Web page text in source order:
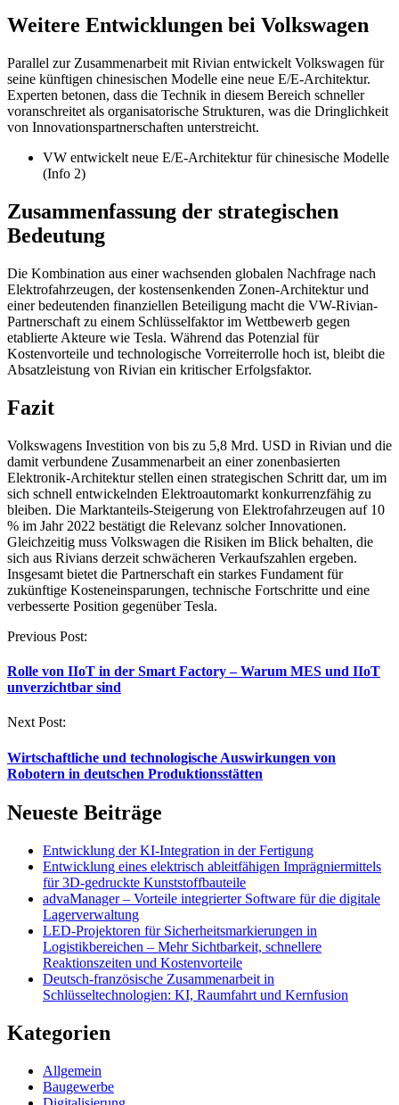
Weitere Entwicklungen bei Volkswagen
Parallel zur Zusammenarbeit mit Rivian entwickelt Volkswagen für
seine künftigen chinesischen Modelle eine neue E/E-Architektur.
Experten betonen, dass die Technik in diesem Bereich schneller
voranschreitet als organisatorische Strukturen, was die Dringlichkeit
von Innovationspartnerschaften unterstreicht.
VW entwickelt neue E/E-Architektur für chinesische Modelle
(Info 2)
Zusammenfassung der strategischen
Bedeutung
Die Kombination aus einer wachsenden globalen Nachfrage nach
Elektrofahrzeugen, der kostensenkenden Zonen-Architektur und
einer bedeutenden finanziellen Beteiligung macht die VW-Rivian-
Partnerschaft zu einem Schlüsselfaktor im Wettbewerb gegen
etablierte Akteure wie Tesla. Während das Potenzial für
Kostenvorteile und technologische Vorreiterrolle hoch ist, bleibt die
Absatzleistung von Rivian ein kritischer Erfolgsfaktor.
Fazit
Volkswagens Investition von bis zu 5,8 Mrd. USD in Rivian und die
damit verbundene Zusammenarbeit an einer zonenbasierten
Elektronik-Architektur stellen einen strategischen Schritt dar, um im
sich schnell entwickelnden Elektroautomarkt konkurrenzfähig zu
bleiben. Die Marktanteils-Steigerung von Elektrofahrzeugen auf 10
% im Jahr 2022 bestätigt die Relevanz solcher Innovationen.
Gleichzeitig muss Volkswagen die Risiken im Blick behalten, die
sich aus Rivians derzeit schwächeren Verkaufszahlen ergeben.
Insgesamt bietet die Partnerschaft ein starkes Fundament für
zukünftige Kosteneinsparungen, technische Fortschritte und eine
verbesserte Position gegenüber Tesla.
Post
Previous Post:
Rolle von IIoT in der Smart Factory – Warum MES und IIoT
unverzichtbar sind
Next Post:
Wirtschaftliche und technologische Auswirkungen von
Robotern in deutschen Produktionsstätten
Neueste Beiträge
Entwicklung der KI-Integration in der Fertigung
Entwicklung eines elektrisch ableitfähigen Imprägniermittels
für 3D-gedruckte Kunststoffbauteile
advaManager – Vorteile integrierter Software für die digitale
Lagerverwaltung
LED-Projektoren für Sicherheitsmarkierungen in
Logistikbereichen – Mehr Sichtbarkeit, schnellere
Reaktionszeiten und Kostenvorteile
Deutsch-französische Zusammenarbeit in
Schlüsseltechnologien: KI, Raumfahrt und Kernfusion
Kategorien
Allgemein
Baugewerbe